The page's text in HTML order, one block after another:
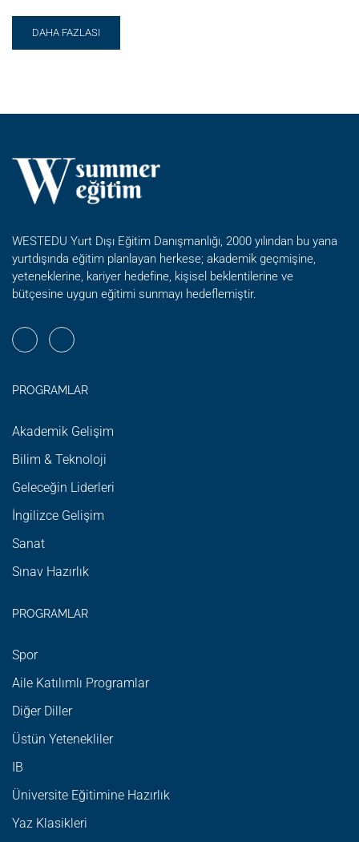
READ
MORE
YAZ
DAHA FAZLASI
WESTEDU Yurt Dışı Eğitim Danışmanlığı, 2000 yılından bu yana
yurtdışında eğitim planlayan herkese; akademik geçmişine,
yeteneklerine, kariyer hedefine, kişisel beklentilerine ve
bütçesine uygun eğitimi sunmayı hedeflemiştir.
PROGRAMLAR
Akademik Gelişim
Bilim & Teknoloji
Geleceğin Liderleri
İngilizce Gelişim
Sanat
Sınav Hazırlık
PROGRAMLAR
Spor
Aile Katılımlı Programlar
Diğer Diller
Üstün Yetenekliler
IB
Üniversite Eğitimine Hazırlık
Yaz Klasikleri